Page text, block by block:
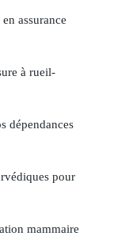
assurance
à rueil-
dépendances
pour
mammaire